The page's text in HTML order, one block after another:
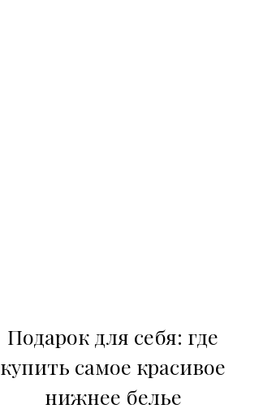
Подарок для себя: где
купить самое красивое
нижнее белье